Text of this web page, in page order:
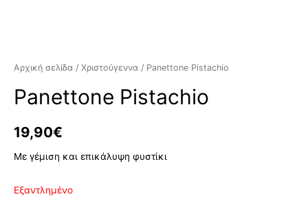
Αρχική σελίδα / Χριστούγεννα / Panettone Pistachio
Panettone Pistachio
19,90€
Με γέμιση και επικάλυψη φυστίκι
Εξαντλημένο